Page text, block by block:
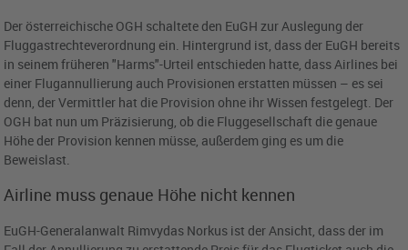
Der österreichische OGH schaltete den EuGH zur Auslegung der
Fluggastrechteverordnung ein. Hintergrund ist, dass der EuGH bereits
in seinem früheren "Harms"-Urteil entschieden hatte, dass Airlines bei
einer Flugannullierung auch Provisionen erstatten müssen – es sei
denn, der Vermittler hat die Provision ohne ihr Wissen festgelegt. Der
OGH bat nun um Präzisierung, ob die Fluggesellschaft die genaue
Höhe der Provision kennen müsse, außerdem ging es um die
Beweislast.
Airline muss genaue Höhe nicht kennen
EuGH-Generalanwalt Rimvydas Norkus ist der Ansicht, dass der im